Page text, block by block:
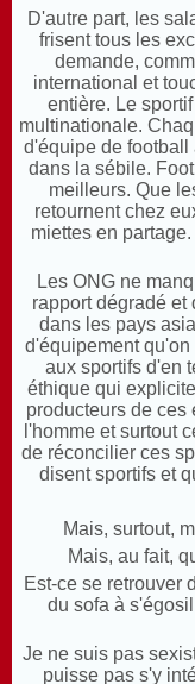
D'autre part, les
frisent tous les
demande,
international et
entière. Le
multinationale.
d'équipe de football
dans la sébile.
meilleurs. Que
retournent chez
miettes en
Les ONG ne
rapport dégradé et
dans les pays
d'équipement
aux sportifs d'en
éthique qui
producteurs de ces
l'homme et surtout
de réconcilier ces
disent sportifs et
Mais, surtout,
Mais, au fait,
Est-ce se retrouver
du sofa à
Je ne suis pas
puisse pas s'y